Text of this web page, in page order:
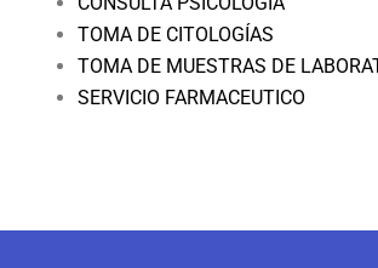
TOMA DE CITOLOGÍAS
TOMA DE MUESTRAS DE
SERVICIO FARMACEUTICO